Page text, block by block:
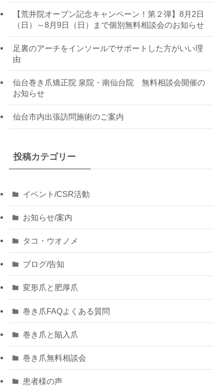
【荒井院オープン記念キャンペーン！第２弾】8月2日
（日）～8月9日（日）まで個別無料相談会のお知らせ
足裏のアーチをインソールでサポートした方がいい理
由
仙台巻き爪矯正院 泉院・南仙台院 無料相談会開催の
お知らせ
仙台市内出張訪問施術のご案内
投稿カテゴリー
イベント/CSR活動
お知らせ/案内
タコ・ウオノメ
ブログ/告知
変形爪と肥厚爪
巻き爪FAQよくある質問
巻き爪と陥入爪
巻き爪無料相談会
患者様の声